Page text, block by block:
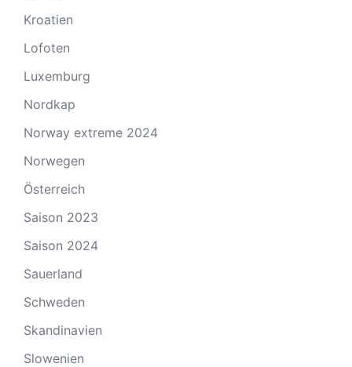
Kroatien
Lofoten
Luxemburg
Nordkap
Norway extreme 2024
Norwegen
Österreich
Saison 2023
Saison 2024
Sauerland
Schweden
Skandinavien
Slowenien